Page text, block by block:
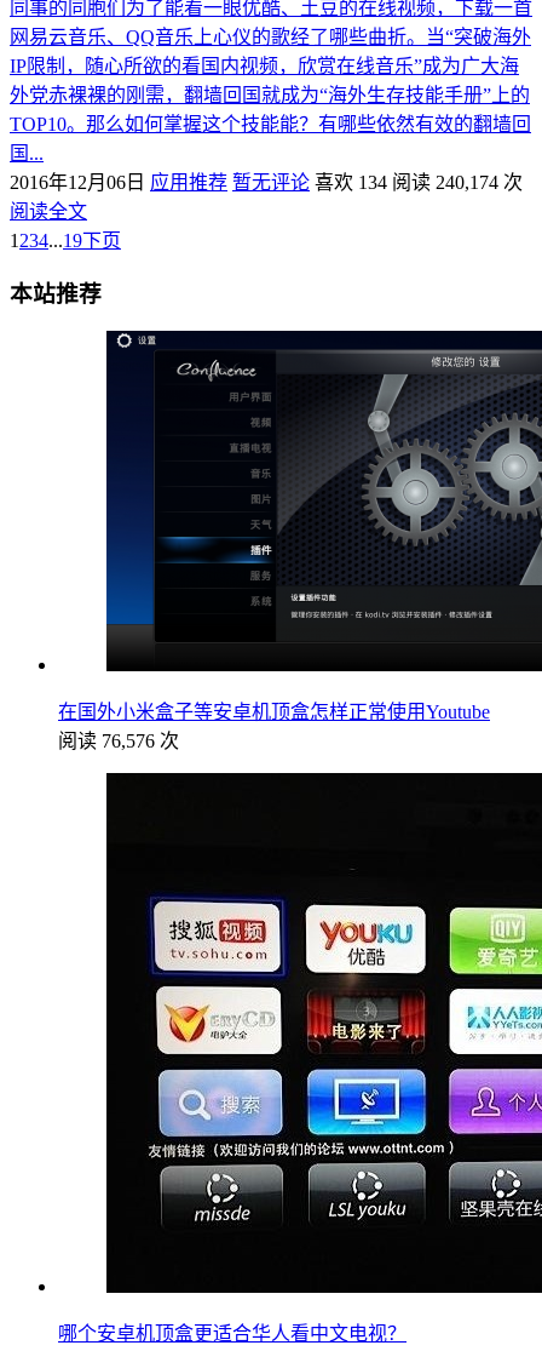
同事的同胞们为了能看一眼优酷、土豆的在线视频，下载一首
网易云音乐、QQ音乐上心仪的歌经了哪些曲折。当“突破海外
IP限制，随心所欲的看国内视频，欣赏在线音乐”成为广大海
外党赤裸裸的刚需，翻墙回国就成为“海外生存技能手册”上的
TOP10。那么如何掌握这个技能能？有哪些依然有效的翻墙回
国...
2016年12月06日 应用推荐 暂无评论 喜欢 134 阅读 240,174 次
阅读全文
1 234...19下页
本站推荐
在国外小米盒子等安卓机顶盒怎样正常使用Youtube
阅读 76,576 次
哪个安卓机顶盒更适合华人看中文电视？